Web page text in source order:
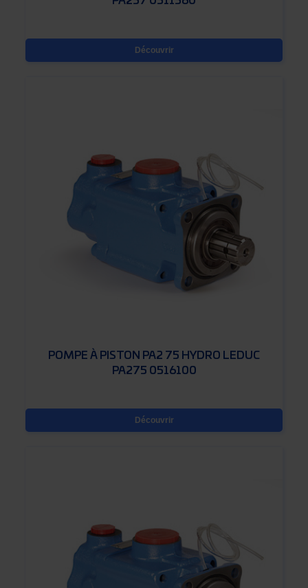
Découvrir
POMPE À PISTON PA2 75 HYDRO LEDUC
PA275 0516100
Découvrir